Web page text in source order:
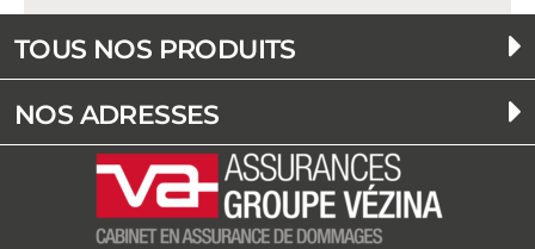
TOUS NOS PRODUITS
NOS ADRESSES